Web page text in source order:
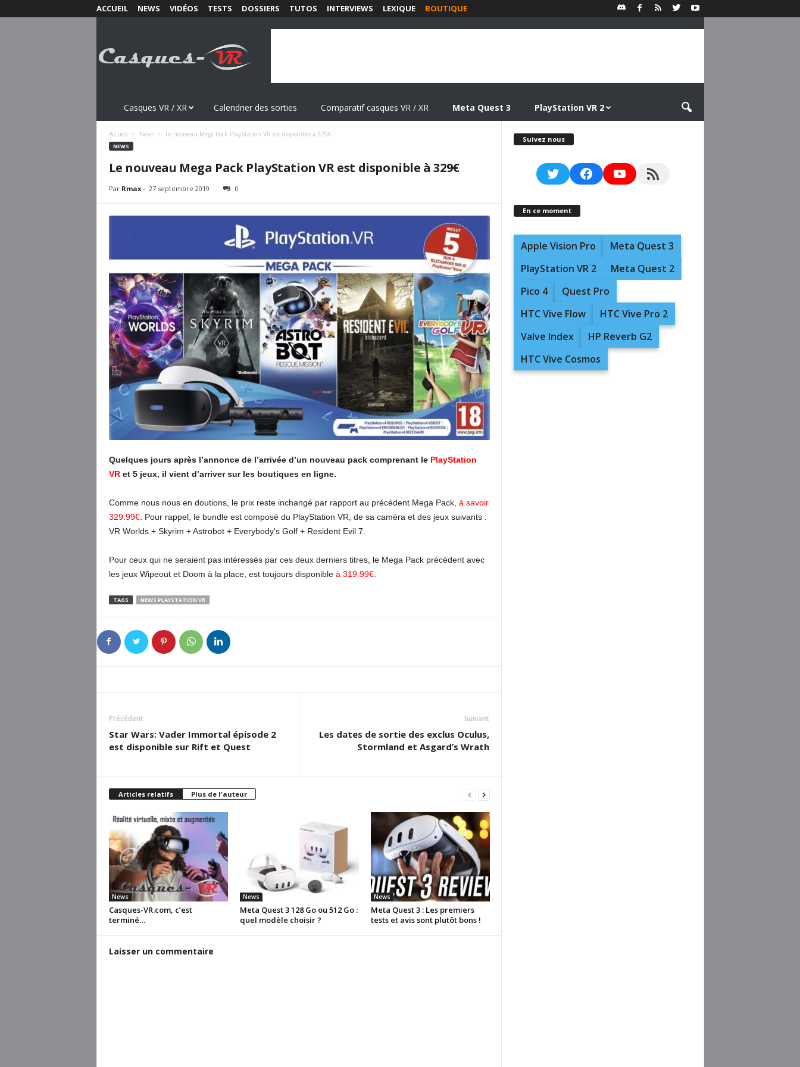
ACCUEIL NEWS VIDÉOS TESTS DOSSIERS TUTOS INTERVIEWS LEXIQUE BOUTIQUE
s
Casques VR / XR Calendrier des sorties Comparatif casques VR / XR Meta Quest 3 PlayStation VR 2
Accueil News Le nouveau Mega Pack PlayStation VR est disponible à 329€
NEWS
Le nouveau Mega Pack PlayStation VR est disponible à 329€
Par Rmax- 27 septembre 2019 0
Quelques jours après l’annonce de l’arrivée d’un nouveau pack comprenant le PlayStation
VRet 5 jeux, il vient d’arriver sur les boutiques en ligne.
Comme nous nous en doutions, le prix reste inchangé par rapport au précédent Mega Pack, à savoir
329.99€. Pour rappel, le bundle est composé du PlayStation VR, de sa caméra et des jeux suivants :
VR Worlds + Skyrim + Astrobot + Everybody’s Golf + Resident Evil 7.
Pour ceux qui ne seraient pas intéressés par ces deux derniers titres, le Mega Pack précédent avec
les jeux Wipeout et Doom à la place, est toujours disponible à 319.99€.
TAGS NEWS PLAYSTATION VR
Précédent
Star Wars: Vader Immortal épisode 2
est disponible sur Rift et Quest
Suivant
Les dates de sortie des exclus Oculus,
Stormland et Asgard’s Wrath
Articles relatifs Plus de l'auteur
News
Casques-VR.com, c’est
terminé…
News
Meta Quest 3 128 Go ou 512 Go :
quel modèle choisir ?
News
Meta Quest 3 : Les premiers
tests et avis sont plutôt bons !
Laisser un commentaire
Suivez nous
TwitterFacebookYouTubeRSS Feed
En ce moment
Apple Vision Pro
Meta Quest 3
PlayStation VR 2
Meta Quest 2
Pico 4
Quest Pro
HTC Vive Flow
HTC Vive Pro 2
Valve Index
HP Reverb G2
HTC Vive Cosmos